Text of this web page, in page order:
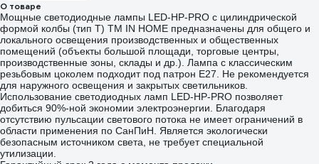
О товаре
Мощные светодиодные лампы LED-HP-PRO с цилиндрической
формой колбы (тип Т) ТМ IN HOME предназначены для общего и
локального освещения производственных и общественных
помещений (объекты большой площади, торговые центры,
производственные зоны, склады и др.). Лампа с классическим
резьбовым цоколем подходит под патрон Е27. Не рекомендуется
для наружного освещения и закрытых светильников.
Использование светодиодных ламп LED-HP-PRO позволяет
добиться 90%-ной экономии электроэнергии. Благодаря
отсутствию пульсации светового потока не имеет ограничений в
области применения по СанПиН. Является экологически
безопасным источником света, не требует специальной
утилизации.